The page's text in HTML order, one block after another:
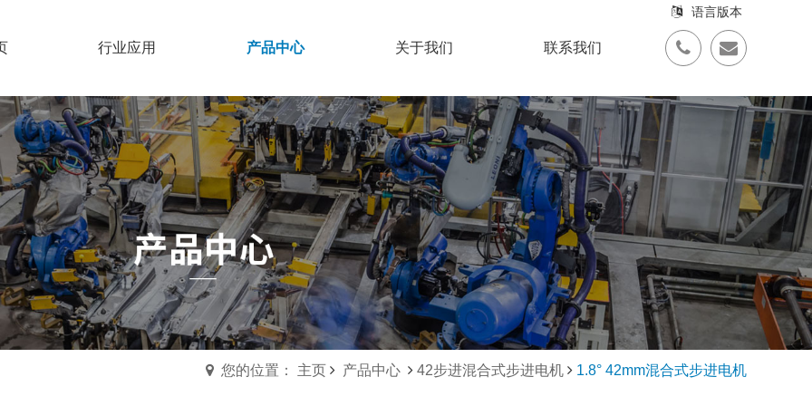
行业应用 产品中心 关于我们 联系我们
语言版本
您的位置： 主页 产品中心 42步进混合式步进电机 1.8° 42mm混合式步进电机